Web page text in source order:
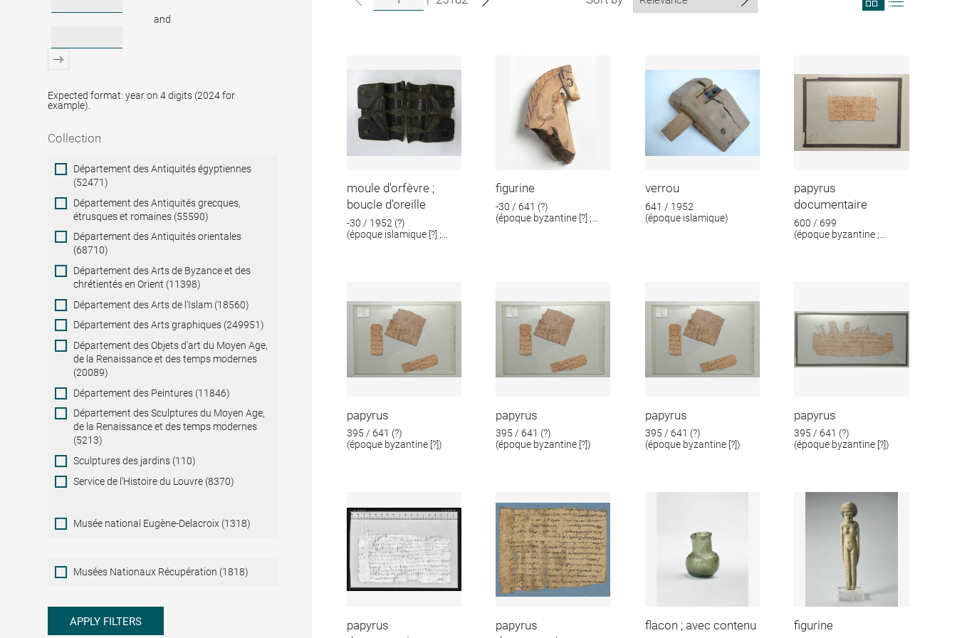
and
Expected format: year on 4 digits (2024 for
example).
Collection
Collection
Département des Antiquités égyptiennes
(52471)
Département des Antiquités grecques,
étrusques et romaines (55590)
Département des Antiquités orientales
(68710)
Département des Arts de Byzance et des
chrétientés en Orient (11398)
Département des Arts de l'Islam (18560)
Département des Arts graphiques (249951)
Département des Objets d'art du Moyen Age,
de la Renaissance et des temps modernes
(20089)
Département des Peintures (11846)
Département des Sculptures du Moyen Age,
de la Renaissance et des temps modernes
(5213)
Sculptures des jardins (110)
Service de l'Histoire du Louvre (8370)
Musée national Eugène-Delacroix (1318)
Musées
Nationaux
Musées Nationaux Récupération (1818)
APPLY FILTERS
search
moule d'orfèvre ;
boucle d'oreille
-30 / 1952 (?)
(époque islamique [?] ;
figurine
-30 / 641 (?)
(époque byzantine [?] ;
verrou
641 / 1952
(époque islamique)
papyrus
documentaire
600 / 699
(époque byzantine ;
papyrus
395 / 641 (?)
(époque byzantine [?])
papyrus
395 / 641 (?)
(époque byzantine [?])
papyrus
395 / 641 (?)
(époque byzantine [?])
papyrus
395 / 641 (?)
(époque byzantine [?])
papyrus
papyrus
flacon ; avec contenu figurine